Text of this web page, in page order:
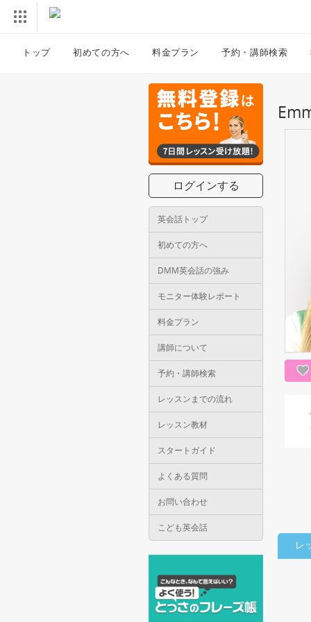
トップ 初めての方へ 料金プラン 予約・講師検索
ログインする
英会話トップ
初めての方へ
DMM英会話の強み
モニター体験レポート
料金プラン
講師について
予約・講師検索
レッスンまでの流れ
レッスン教材
スタートガイド
よくある質問
お問い合わせ
こども英会話
レ